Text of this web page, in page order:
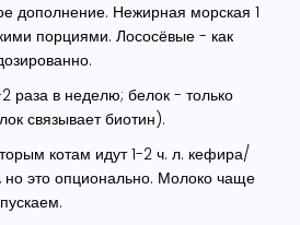
дополнение. Нежирная морская 1
порциями. Лососёвые - как
раза в неделю; белок - только
связывает биотин).
котам идут 1-2 ч. л. кефира/
но это опционально. Молоко чаще